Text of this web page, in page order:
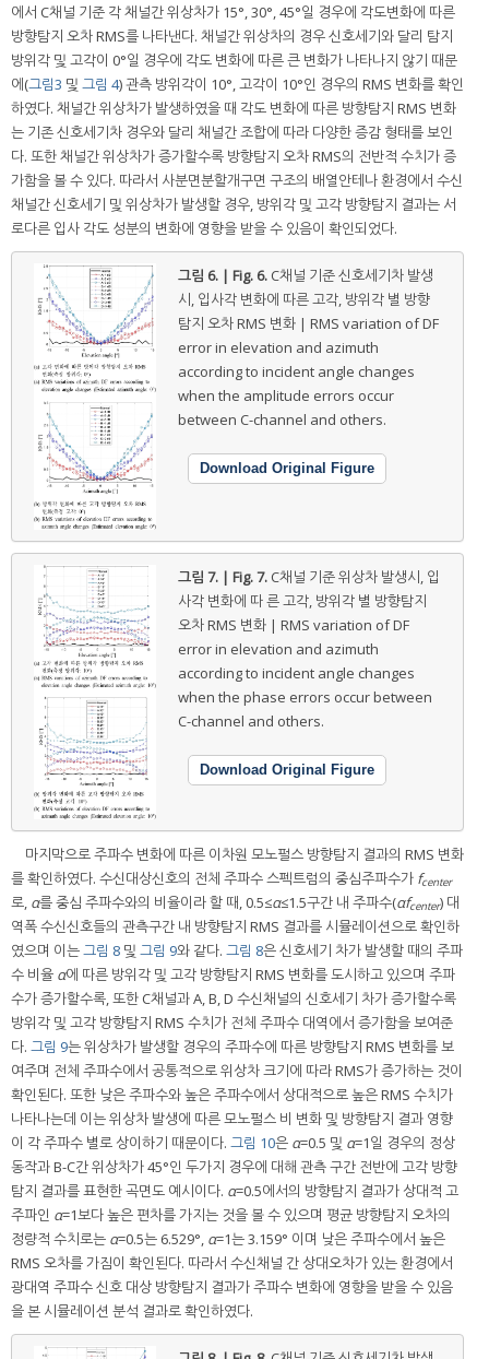
에서 C채널 기준 각 채널간 위상차가 15°, 30°, 45°일 경우에 각도변화에 따른
방향탐지 오차 RMS를 나타낸다. 채널간 위상차의 경우 신호세기와 달리 탐지
방위각 및 고각이 0°일 경우에 각도 변화에 따른 큰 변화가 나타나지 않기 때문
에(그림3 및 그림 4) 관측 방위각이 10°, 고각이 10°인 경우의 RMS 변화를 확인
하였다. 채널간 위상차가 발생하였을 때 각도 변화에 따른 방향탐지 RMS 변화
는 기존 신호세기차 경우와 달리 채널간 조합에 따라 다양한 증감 형태를 보인
다. 또한 채널간 위상차가 증가할수록 방향탐지 오차 RMS의 전반적 수치가 증
가함을 볼 수 있다. 따라서 사분면분할개구면 구조의 배열안테나 환경에서 수신
채널간 신호세기 및 위상차가 발생할 경우, 방위각 및 고각 방향탐지 결과는 서
로다른 입사 각도 성분의 변화에 영향을 받을 수 있음이 확인되었다.
그림 6. | Fig. 6. C채널 기준 신호세기차 발생
시, 입사각 변화에 따른 고각, 방위각 별 방향
탐지 오차 RMS 변화 | RMS variation of DF
error in elevation and azimuth
according to incident angle changes
when the amplitude errors occur
between C-channel and others.
Download Original Figure
그림 7. | Fig. 7. C채널 기준 위상차 발생시, 입
사각 변화에 따 른 고각, 방위각 별 방향탐지
오차 RMS 변화 | RMS variation of DF
error in elevation and azimuth
according to incident angle changes
when the phase errors occur between
C-channel and others.
Download Original Figure
마지막으로 주파수 변화에 따른 이차원 모노펄스 방향탐지 결과의 RMS 변화
를 확인하였다. 수신대상신호의 전체 주파수 스펙트럼의 중심주파수가 fcenter
로, α를 중심 주파수와의 비율이라 할 때, 0.5≤α≤1.5구간 내 주파수(αfcenter) 대
역폭 수신신호들의 관측구간 내 방향탐지 RMS 결과를 시뮬레이션으로 확인하
였으며 이는그림 8 및 그림 9와 같다. 그림 8은 신호세기 차가 발생할 때의 주파
수 비율 α에 따른 방위각 및 고각 방향탐지 RMS 변화를 도시하고 있으며 주파
수가 증가할수록, 또한 C채널과 A, B, D 수신채널의 신호세기 차가 증가할수록
방위각 및 고각 방향탐지 RMS 수치가 전체 주파수 대역에서 증가함을 보여준
다. 그림 9는 위상차가 발생할 경우의 주파수에 따른 방향탐지 RMS 변화를 보
여주며 전체 주파수에서 공통적으로 위상차 크기에 따라 RMS가 증가하는 것이
확인된다. 또한 낮은 주파수와 높은 주파수에서 상대적으로 높은 RMS 수치가
나타나는데 이는 위상차 발생에 따른 모노펄스 비 변화 및 방향탐지 결과 영향
이 각 주파수 별로 상이하기 때문이다. 그림 10은 α=0.5 및 α=1일 경우의 정상
동작과 B-C간 위상차가 45°인 두가지 경우에 대해 관측 구간 전반에 고각 방향
탐지 결과를 표현한 곡면도 예시이다. α=0.5에서의 방향탐지 결과가 상대적 고
주파인 α=1보다 높은 편차를 가지는 것을 볼 수 있으며 평균 방향탐지 오차의
정량적 수치로는 α=0.5는 6.529°, α=1는 3.159° 이며 낮은 주파수에서 높은
RMS 오차를 가짐이 확인된다. 따라서 수신채널 간 상대오차가 있는 환경에서
광대역 주파수 신호 대상 방향탐지 결과가 주파수 변화에 영향을 받을 수 있음
을 본 시뮬레이션 분석 결과로 확인하였다.